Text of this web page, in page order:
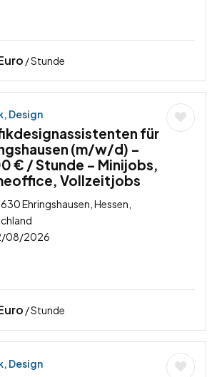
/ Stunde
Design
für
(m/w/d) –
€ / Stunde – Minijobs,
Vollzeitjobs
Ehringshausen, Hessen,
08/2026
/ Stunde
Design